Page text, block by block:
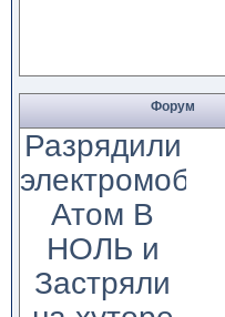
Форум
Разрядили
электромобиль
Атом В
НОЛЬ и
Застряли